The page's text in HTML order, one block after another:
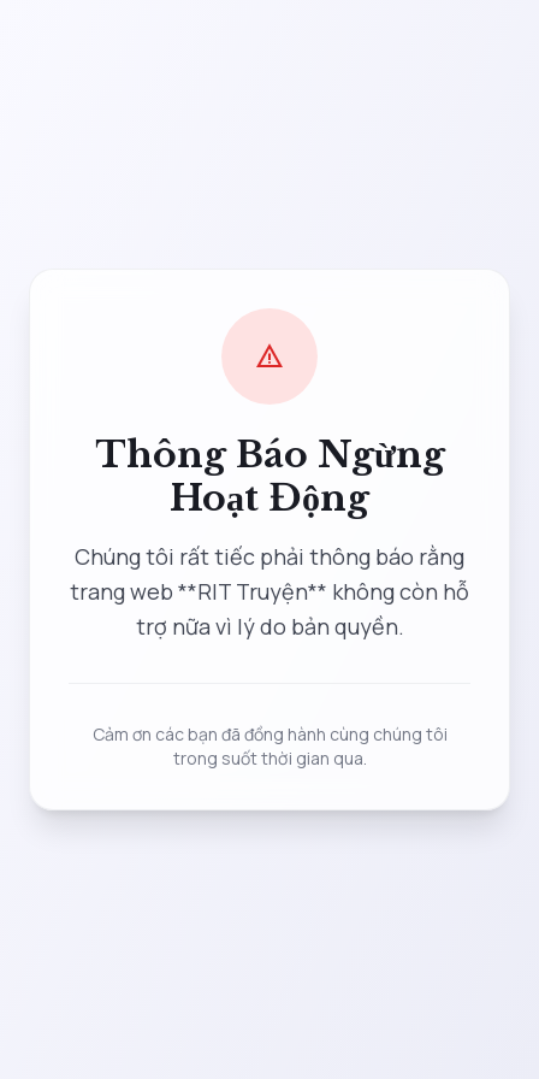
warning
Thông Báo Ngừng
Hoạt Động
Chúng tôi rất tiếc phải thông báo rằng
trang web **RIT Truyện** không còn hỗ
trợ nữa vì lý do bản quyền.
Cảm ơn các bạn đã đồng hành cùng chúng tôi
trong suốt thời gian qua.